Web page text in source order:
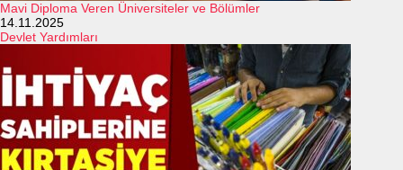
Mavi Diploma Veren Üniversiteler ve Bölümler
14.11.2025
Devlet Yardımları